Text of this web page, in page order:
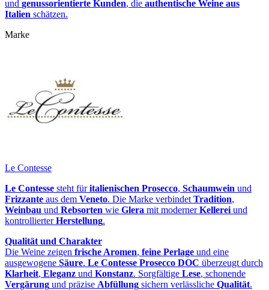
und genussorientierte Kunden, die authentische Weine aus
Italien schätzen.
Marke
Le Contesse
Le Contesse steht füritalienischen Prosecco, Schaumwein und
Frizzante aus dem Veneto. Die Marke verbindet Tradition,
Weinbau und Rebsorten wie Glera mit modernerKellerei und
kontrollierterHerstellung.
Qualität und Charakter
Die Weine zeigen frische Aromen, feine Perlage und eine
ausgewogene Säure. Le Contesse Prosecco DOC überzeugt durch
Klarheit, Eleganz und Konstanz. Sorgfältige Lese, schonende
Vergärung und präzise Abfüllung sichern verlässliche Qualität.